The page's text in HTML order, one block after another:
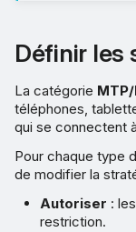
Définir les
La catégorie
téléphones,
qui se connectent
Pour chaque type
de modifier la
Autoriser :
restriction.